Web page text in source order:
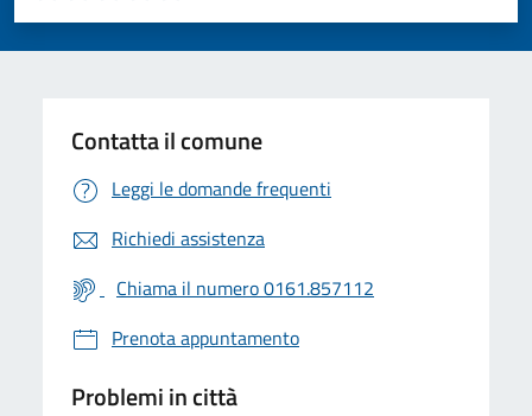
Valuta 5 stelle su 5
Valuta 4 stelle su 5
Valuta 3 stelle su 5
Valuta 2 stelle su 5
Valuta 1 stelle su 5
Contatta il comune
Leggi le domande frequenti
Richiedi assistenza
Chiama il numero 0161.857112
Prenota appuntamento
Problemi in città